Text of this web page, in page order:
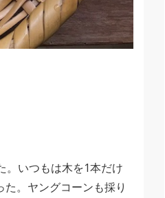
。いつもは木を1本だけ
。ヤングコーンも採り